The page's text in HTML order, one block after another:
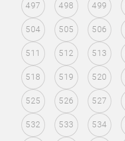
497 498 499
504 505 506
511 512 513
518 519 520
525 526 527
532 533 534